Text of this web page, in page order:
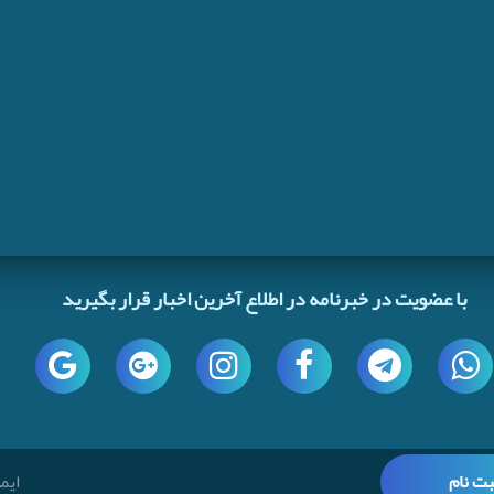
با عضویت در خبرنامه در اطلاع آخرین اخبار قرار بگیرید
نام